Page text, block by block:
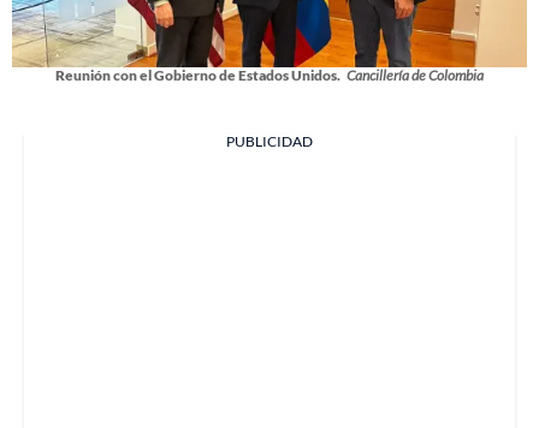
Reunión con el Gobierno de Estados Unidos. Cancillería de Colombia
PUBLICIDAD